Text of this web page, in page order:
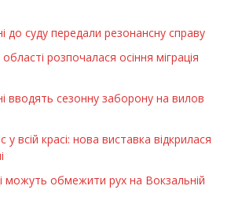
до суду передали резонансну справу
розпочалася осіння міграція
вводять сезонну заборону на вилов
у всій красі: нова виставка відкрилася
можуть обмежити рух на Вокзальній